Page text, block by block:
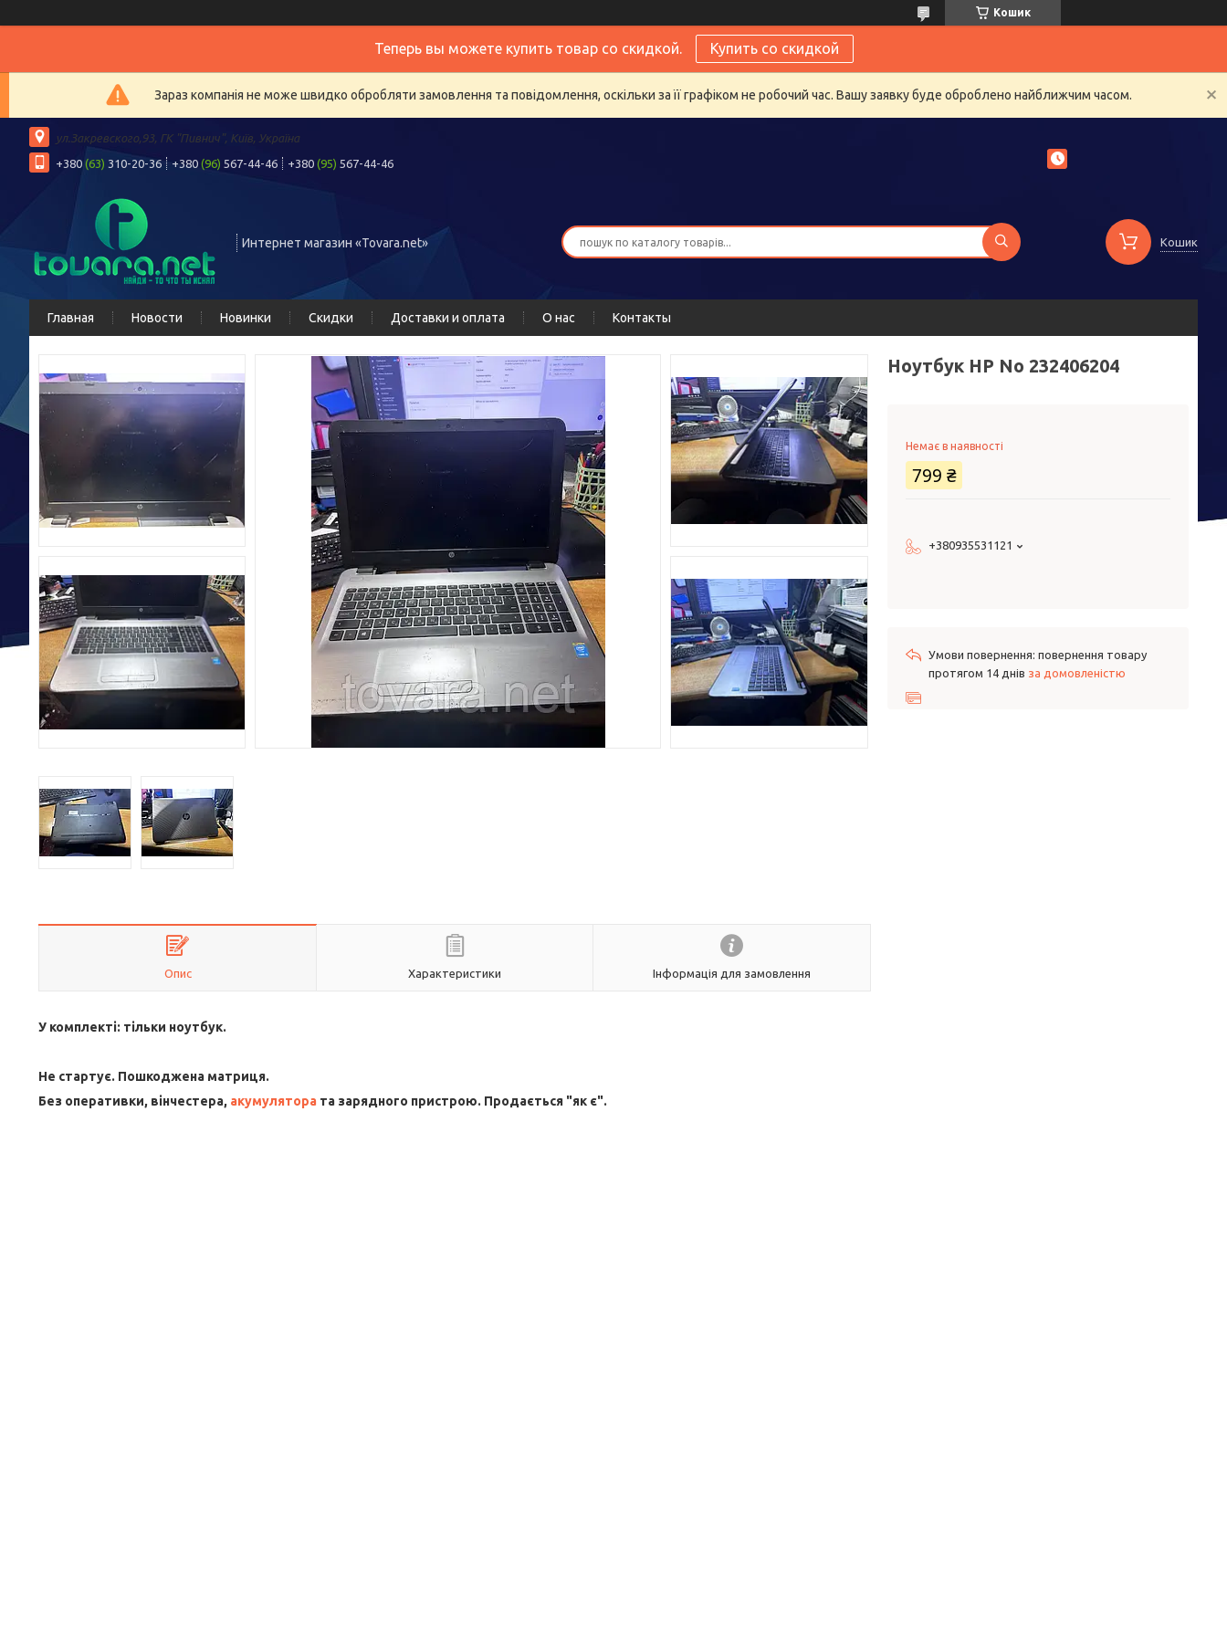
Кошик
Теперь вы можете купить товар со скидкой. Купить со скидкой
Зараз компанія не може швидко обробляти замовлення та повідомлення, оскільки за її графіком не робочий час. Вашу заявку буде оброблено найближчим часом.
ул.Закревского,93, ГК "Пивнич", Київ, Україна
+380 (63) 310-20-36 +380 (96) 567-44-46 +380 (95) 567-44-46
Интернет магазин «Tovara.net» Кошик
Главная Новости Новинки Скидки Доставки и оплата О нас Контакты
Опис Характеристики Інформація для замовлення
У комплекті: тільки ноутбук.
Не стартує. Пошкоджена матриця.
Без оперативки, вінчестера, акумулятора та зарядного пристрою. Продається "як є".
Ноутбук HP No 232406204
Немає в наявності
799 ₴
+380935531121
повернення товару
протягом 14 днів за домовленістю